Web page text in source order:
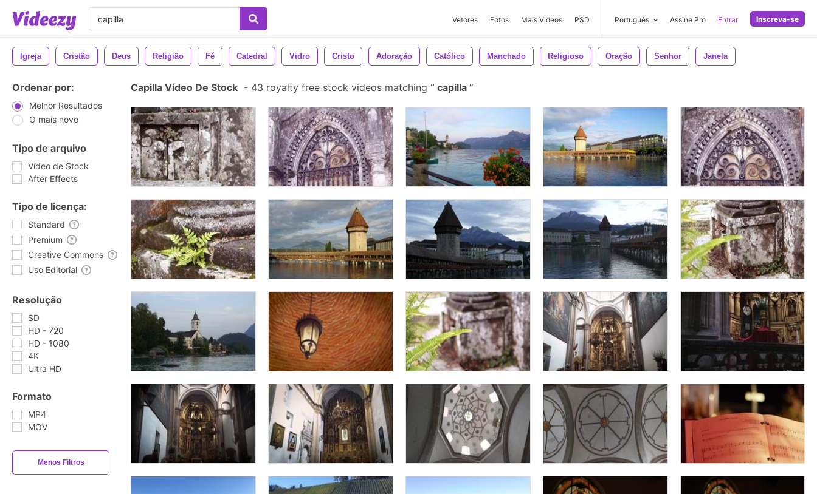
Vetores Fotos Mais Videos PSD Português Assine Pro Entrar Inscreva-se
Igreja Cristão Deus Religião Fé Catedral Vidro Cristo Adoração Católico Manchado Religioso Oração Senhor Janela
Ordenar por:
Melhor Resultados
O mais novo
Tipo de arquivo
Vídeo de Stock
After Effects
Tipo de licença:
Standard
Premium
Creative Commons
Uso Editorial
Resolução
SD
HD - 720
HD - 1080
4K
Ultra HD
Formato
MP4
MOV
Menos Filtros
Capilla Vídeo De Stock - 43 royalty free stock videos matching capilla